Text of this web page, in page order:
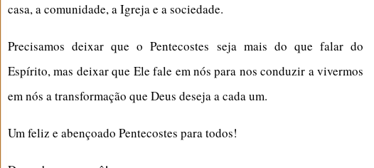
casa, a comunidade, a Igreja e a sociedade.
Precisamos deixar que o Pentecostes seja mais do que falar do
Espírito, mas deixar que Ele fale em nós para nos conduzir a vivermos
em nós a transformação que Deus deseja a cada um.
Um feliz e abençoado Pentecostes para todos!